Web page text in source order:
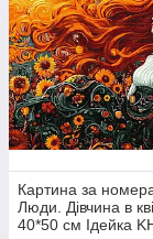
Картина за
Люди. Дівчина в
40*50 см Ідейка